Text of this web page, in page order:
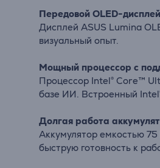
Передовой OLED-дисплей
Дисплей ASUS Lumina
визуальный опыт.
Мощный процессор с
Процессор Intel® Core™
базе ИИ. Встроенный
Долгая работа
Аккумулятор емкостью 75
быструю готовность к